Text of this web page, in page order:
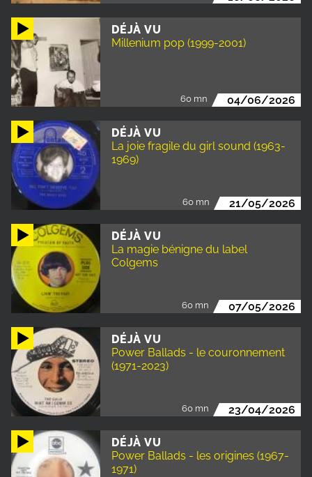
DÉJÀ VU
Millenium pop (1999-2001)
60 mn 04/06/2026
DÉJÀ VU
La joie fragile du girl sound (1963-
1969)
60 mn 21/05/2026
DÉJÀ VU
La magie bénigne du label
Colgems
60 mn 07/05/2026
DÉJÀ VU
Power Ballads - le couronnement
(1971-2023)
60 mn 23/04/2026
DÉJÀ VU
Power Ballads - les origines (1967-
1971)